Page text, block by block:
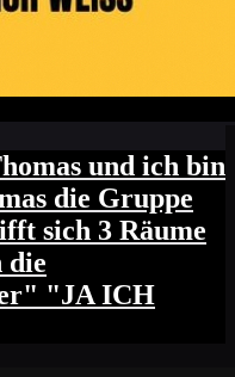
und ich bin
die Gruppe
sich 3 Räume
die
"JA ICH